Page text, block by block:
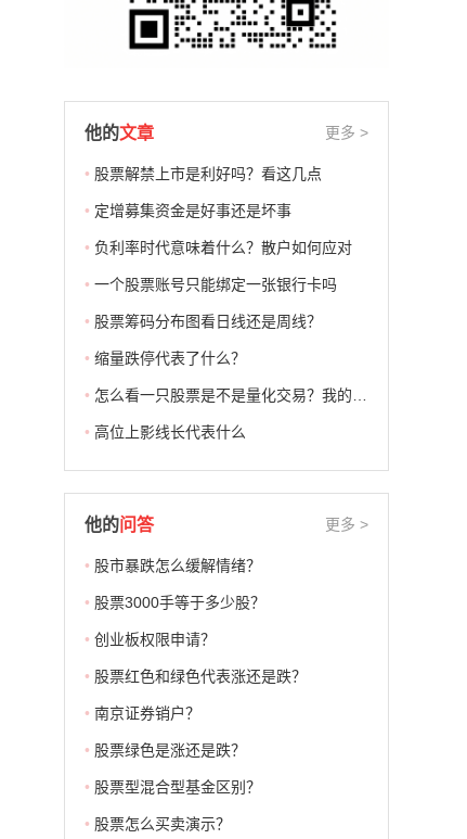
他的文章 更多 >
• 股票解禁上市是利好吗？看这几点
• 定增募集资金是好事还是坏事
• 负利率时代意味着什么？散户如何应对
• 一个股票账号只能绑定一张银行卡吗
• 股票筹码分布图看日线还是周线？
• 缩量跌停代表了什么？
• 怎么看一只股票是不是量化交易？我的经验分享
• 高位上影线长代表什么
他的问答 更多 >
• 股市暴跌怎么缓解情绪？
• 股票3000手等于多少股？
• 创业板权限申请？
• 股票红色和绿色代表涨还是跌？
• 南京证券销户？
• 股票绿色是涨还是跌？
• 股票型混合型基金区别？
• 股票怎么买卖演示？